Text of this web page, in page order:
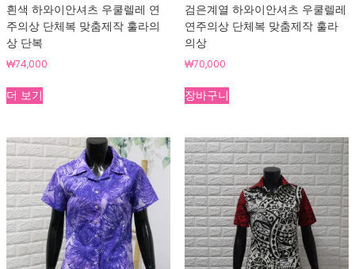
흰색 하와이안셔츠 우쿨렐레 연
주의상 단체복 맞춤제작 훌라의
상 단복
₩74,000
더 보기
검은계열 하와이안셔츠 우쿨렐레
연주의상 단체복 맞춤제작 훌라
의상
₩70,000
장바구니